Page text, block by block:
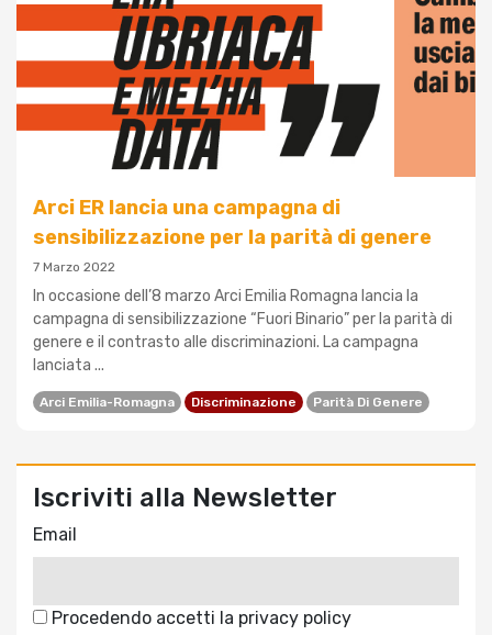
Arci ER lancia una campagna di
sensibilizzazione per la parità di genere
7 Marzo 2022
In occasione dell’8 marzo Arci Emilia Romagna lancia la
campagna di sensibilizzazione “Fuori Binario” per la parità di
genere e il contrasto alle discriminazioni. La campagna
lanciata ...
Arci Emilia-Romagna Discriminazione Parità Di Genere
Iscriviti alla Newsletter
Email
Procedendo accetti la privacy policy